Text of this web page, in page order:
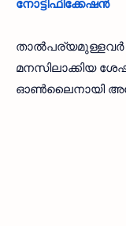
താൽപര്യമുള്ളവർ
മനസിലാക്കിയ
ഓൺലൈനായി